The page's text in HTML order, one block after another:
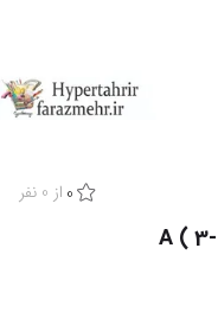
0 از 0 نفر
پاکت مقوایی مدل نخودی در سایز A ( 3-